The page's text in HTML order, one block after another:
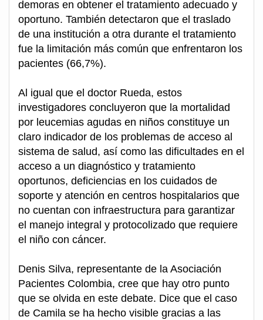
demoras en obtener el tratamiento adecuado y
oportuno. También detectaron que el traslado
de una institución a otra durante el tratamiento
fue la limitación más común que enfrentaron los
pacientes (66,7%).
Al igual que el doctor Rueda, estos
investigadores concluyeron que la mortalidad
por leucemias agudas en niños constituye un
claro indicador de los problemas de acceso al
sistema de salud, así como las dificultades en el
acceso a un diagnóstico y tratamiento
oportunos, deficiencias en los cuidados de
soporte y atención en centros hospitalarios que
no cuentan con infraestructura para garantizar
el manejo integral y protocolizado que requiere
el niño con cáncer.
Denis Silva, representante de la Asociación
Pacientes Colombia, cree que hay otro punto
que se olvida en este debate. Dice que el caso
de Camila se ha hecho visible gracias a las